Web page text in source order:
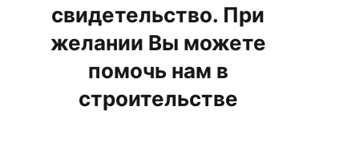
свидетельство. При
желании Вы можете
помочь нам в
строительстве